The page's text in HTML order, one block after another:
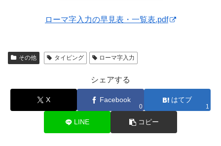
ローマ字入力の早見表・一覧表.pdf
その他 タイピング ローマ字入力
シェアする
X Facebook
0
はてブ
1
LINE コピー